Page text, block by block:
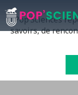
Pop’Sciences
savoirs, de